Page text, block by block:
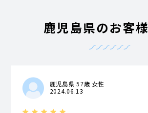
鹿児島県のお客
鹿児島県 57歳 女性
2024.06.13